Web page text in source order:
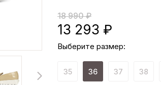
18 990 ₽
13 293 ₽
Выберите размер:
35 36 37 38